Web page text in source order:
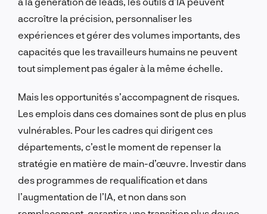
accroître la précision, personnaliser les
expériences et gérer des volumes importants, des
capacités que les travailleurs humains ne peuvent
tout simplement pas égaler à la même échelle.
Mais les opportunités s’accompagnent de risques.
Les emplois dans ces domaines sont de plus en plus
vulnérables. Pour les cadres qui dirigent ces
départements, c’est le moment de repenser la
stratégie en matière de main-d’œuvre. Investir dans
des programmes de requalification et dans
l’augmentation de l’IA, et non dans son